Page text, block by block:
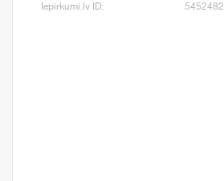
Iepirkumi.lv ID: 5452482